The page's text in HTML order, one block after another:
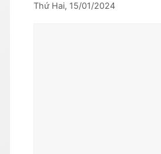
Thứ Hai, 15/01/2024